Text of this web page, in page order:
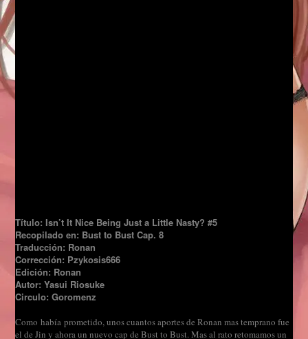
Título: Isn’t It Nice Being Just a Little Nasty? #5
Recopilado en: Bust to Bust Cap. 8
Traducción: Ronan
Corrección: Pzykosis666
Edición: Ronan
Autor: Yasui Riosuke
Circulo: Goromenz
Como había prometido, unos cuantos aportes de Ronan mas temprano fue
el de Jin y ahora un nuevo cap de Bust to Bust. Mas al rato retomamos un